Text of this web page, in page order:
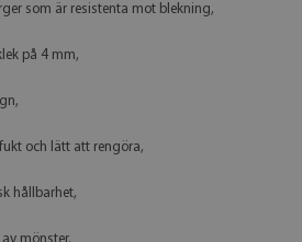
som är resistenta mot blekning,
på 4 mm,
och lätt att rengöra,
hållbarhet,
mönster,